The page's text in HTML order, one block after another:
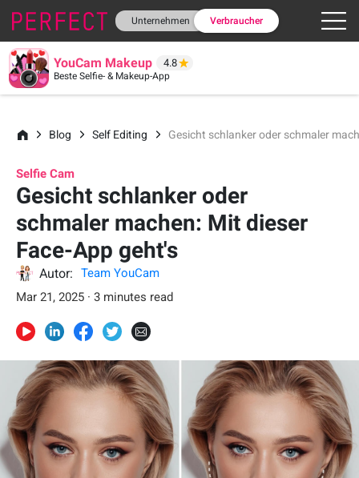
Unternehmen Verbraucher
YouCam Makeup 4.8
Beste Selfie- & Makeup-App
Blog Self Editing Gesicht schlanker oder schmaler
Selfie Cam
Gesicht schlanker oder
schmaler machen: Mit dieser
Face-App geht's
Autor:
Team YouCam
Mar 21, 2025 · 3 minutes read